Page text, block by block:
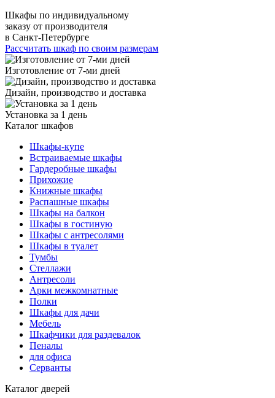
Шкафы по индивидуальному
заказу от производителя
в Санкт-Петербурге
Рассчитать шкаф по своим размерам
Изготовление от 7-ми дней
Дизайн, производство и доставка
Установка за 1 день
Каталог шкафов
Шкафы-купе
Встраиваемые шкафы
Гардеробные шкафы
Прихожие
Книжные шкафы
Распашные шкафы
Шкафы на балкон
Шкафы в гостиную
Шкафы с антресолями
Шкафы в туалет
Тумбы
Стеллажи
Антресоли
Арки межкомнатные
Полки
Шкафы для дачи
Мебель
Шкафчики для раздевалок
Пеналы
для офиса
Серванты
Каталог дверей